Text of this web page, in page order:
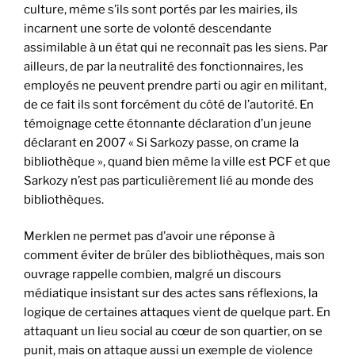
culture, même s’ils sont portés par les mairies, ils
incarnent une sorte de volonté descendante
assimilable à un état qui ne reconnaît pas les siens. Par
ailleurs, de par la neutralité des fonctionnaires, les
employés ne peuvent prendre parti ou agir en militant,
de ce fait ils sont forcément du côté de l’autorité. En
témoignage cette étonnante déclaration d’un jeune
déclarant en 2007 « Si Sarkozy passe, on crame la
bibliothèque », quand bien même la ville est PCF et que
Sarkozy n’est pas particulièrement lié au monde des
bibliothèques.
Merklen ne permet pas d’avoir une réponse à
comment éviter de brûler des bibliothèques, mais son
ouvrage rappelle combien, malgré un discours
médiatique insistant sur des actes sans réflexions, la
logique de certaines attaques vient de quelque part. En
attaquant un lieu social au cœur de son quartier, on se
punit, mais on attaque aussi un exemple de violence